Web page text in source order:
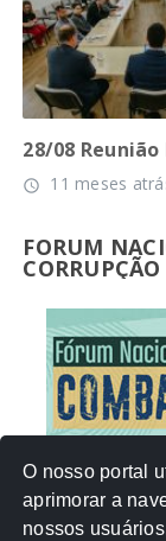
28/08
access_time 11 meses
FORUM
CORRUPÇÃO
NUVEM DE
O nosso portal
aprimorar a
nossos